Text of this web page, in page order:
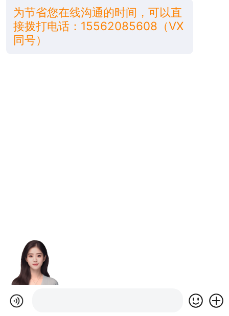
为节省您在线沟通的时间，可以直
接拨打电话：15562085608（VX
同号）